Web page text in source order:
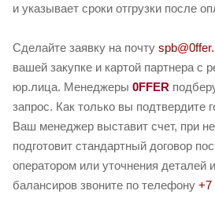
и указывает сроки отгрузки после
Сделайте заявку на почту
вашей закупке и картой партнера с
юр.лица. Менеджеры 0FFER
запрос. Как только вы подтвердите
Ваш менеджер выставит счет, при
подготовит стандартный договор
оператором или уточнения деталей
балансиров звоните по телефону +7